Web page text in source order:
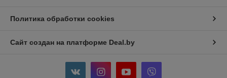
Политика обработки cookies
Сайт создан на платформе Deal.by